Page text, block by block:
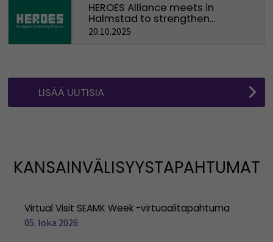
HEROES Alliance meets in
Halmstad to strengthen...
20.10.2025
LISÄÄ UUTISIA
KANSAINVÄLISYYSTAPAHTUMAT
Virtual Visit SEAMK Week -virtuaalitapahtuma
05. loka 2026